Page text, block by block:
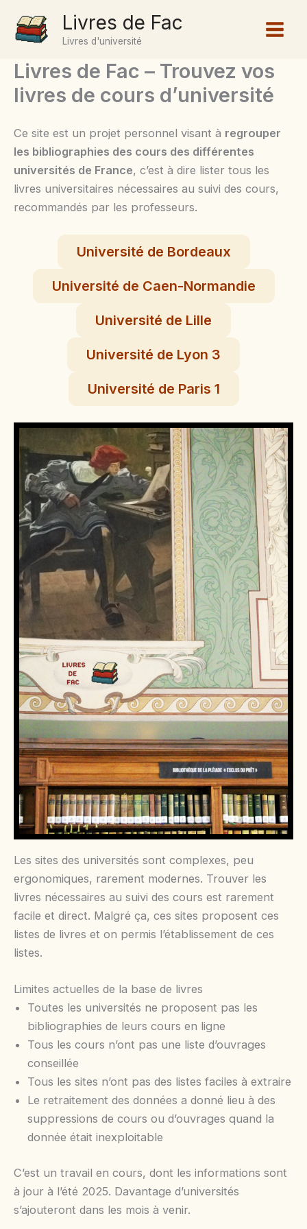
contenu
Livres de Fac
Livres d'université
Livres de Fac – Trouvez vos
livres de cours d’université
Ce site est un projet personnel visant à regrouper
les bibliographies des cours des différentes
universités de France, c’est à dire lister tous les
livres universitaires nécessaires au suivi des cours,
recommandés par les professeurs.
Université de Bordeaux
Université de Caen-Normandie
Université de Lille
Université de Lyon 3
Université de Paris 1
Les sites des universités sont complexes, peu
ergonomiques, rarement modernes. Trouver les
livres nécessaires au suivi des cours est rarement
facile et direct. Malgré ça, ces sites proposent ces
listes de livres et on permis l’établissement de ces
listes.
Limites actuelles de la base de livres
Toutes les universités ne proposent pas les
bibliographies de leurs cours en ligne
Tous les cours n’ont pas une liste d’ouvrages
conseillée
Tous les sites n’ont pas des listes faciles à extraire
Le retraitement des données a donné lieu à des
suppressions de cours ou d’ouvrages quand la
donnée était inexploitable
C’est un travail en cours, dont les informations sont
à jour à l’été 2025. Davantage d’universités
s’ajouteront dans les mois à venir.